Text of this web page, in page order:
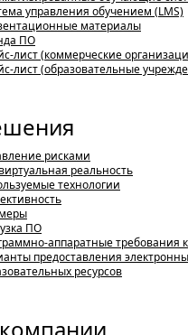
управления обучением (LMS)
материалы
ПО
лист (коммерческие
лист (образовательные
рисками
реальность
технологии
ПО
аппаратные требования
предоставления
ресурсов